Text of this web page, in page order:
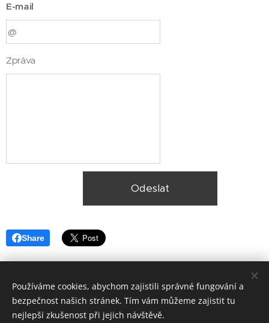
E-mail
Zpráva
Odeslat
Share
Používáme cookies, abychom zajistili správné fungování a
bezpečnost našich stránek. Tím vám můžeme zajistit tu
nejlepší zkušenost při jejich návštěvě.